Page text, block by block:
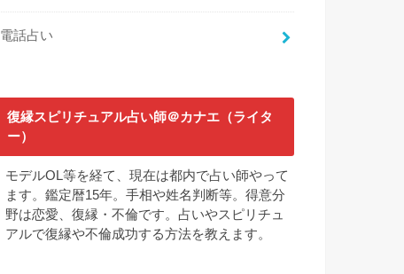
電話占い
復縁スピリチュアル占い師＠カナエ（ライタ
ー）
モデルOL等を経て、現在は都内で占い師やって
ます。鑑定暦15年。手相や姓名判断等。得意分
野は恋愛、復縁・不倫です。占いやスピリチュ
アルで復縁や不倫成功する方法を教えます。